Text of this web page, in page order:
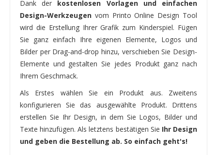
Dank der kostenlosen Vorlagen und einfachen
Design-Werkzeugen vom Printo Online Design Tool
wird die Erstellung Ihrer Grafik zum Kinderspiel. Fügen
Sie ganz einfach Ihre eigenen Elemente, Logos und
Bilder per Drag-and-drop hinzu, verschieben Sie Design-
Elemente und gestalten Sie jedes Produkt ganz nach
Ihrem Geschmack.
Als Erstes wählen Sie ein Produkt aus. Zweitens
konfigurieren Sie das ausgewählte Produkt. Drittens
erstellen Sie Ihr Design, in dem Sie Logos, Bilder und
Texte hinzufügen. Als letztens bestätigen Sie Ihr Design
und geben die Bestellung ab. So einfach geht's!